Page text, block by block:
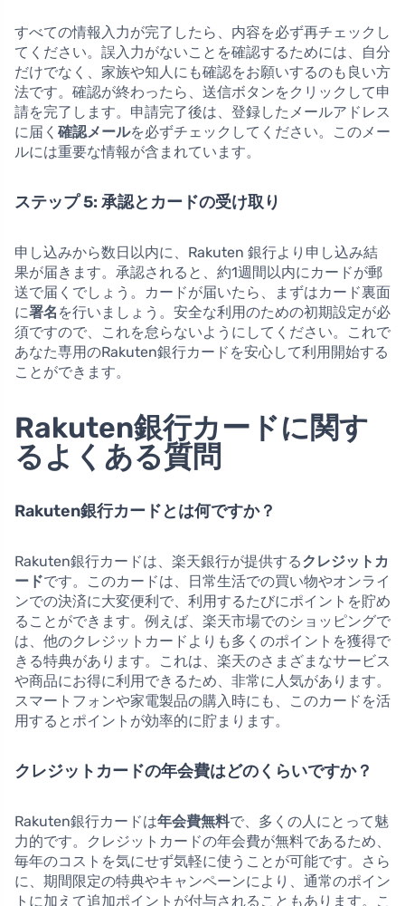
すべての情報入力が完了したら、内容を必ず再チェックし
てください。誤入力がないことを確認するためには、自分
だけでなく、家族や知人にも確認をお願いするのも良い方
法です。確認が終わったら、送信ボタンをクリックして申
請を完了します。申請完了後は、登録したメールアドレス
に届く 確認メールを必ずチェックしてください。このメー
ルには重要な情報が含まれています。
ステップ 5: 承認とカードの受け取り
申し込みから数日以内に、Rakuten 銀行より申し込み結
果が届きます。承認されると、約1週間以内にカードが郵
送で届くでしょう。カードが届いたら、まずはカード裏面
に署名 を行いましょう。安全な利用のための初期設定が必
須ですので、これを怠らないようにしてください。これで
あなた専用のRakuten銀行カードを安心して利用開始する
ことができます。
Rakuten銀行カードに関す
るよくある質問
Rakuten銀行カードとは何ですか？
Rakuten銀行カードは、楽天銀行が提供するクレジットカ
ードです。このカードは、日常生活での買い物やオンライ
ンでの決済に大変便利で、利用するたびにポイントを貯め
ることができます。例えば、楽天市場でのショッピングで
は、他のクレジットカードよりも多くのポイントを獲得で
きる特典があります。これは、楽天のさまざまなサービス
や商品にお得に利用できるため、非常に人気があります。
スマートフォンや家電製品の購入時にも、このカードを活
用するとポイントが効率的に貯まります。
クレジットカードの年会費はどのくらいですか？
Rakuten銀行カードは年会費無料で、多くの人にとって魅
力的です。クレジットカードの年会費が無料であるため、
毎年のコストを気にせず気軽に使うことが可能です。さら
に、期間限定の特典やキャンペーンにより、通常のポイン
トに加えて追加ポイントが付与されることもあります。こ